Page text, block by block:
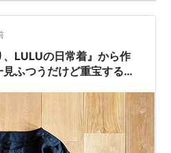
、LULUの日常着』から作
ふつうだけど重宝する１